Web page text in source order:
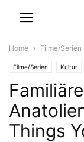
Home Filme/Serien
Filme/Serien Kultur
Things